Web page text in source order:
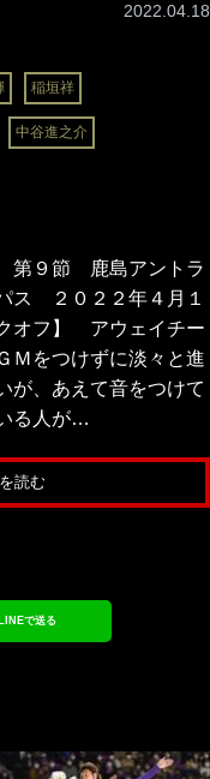
稲垣祥
中谷進之介
2022.04.18
第９節 鹿島アントラ
ス ２０２２年４月１
オフ】 アウェイチー
Ｍをつけずに淡々と進
が、あえて音をつけて
る人が…
読む
LINEで送る